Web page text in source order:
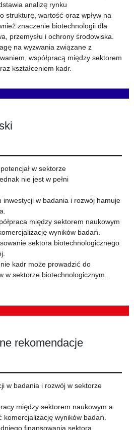
analizę rynku
strukturę, wartość oraz wpływ na
znaczenie biotechnologii dla
przemysłu i ochrony środowiska.
na wyzwania związane z
współpracą między sektorem
kształceniem kadr.
w sektorze
nie jest w pełni
inwestycji w badania i rozwój hamuje
między sektorem naukowym
wyników badań.
sektora biotechnologicznego
kadr może prowadzić do
w sektorze biotechnologicznym.
rekomendacje
w badania i rozwój w sektorze
między sektorem naukowym a
komercjalizację wyników badań.
finansowania sektora